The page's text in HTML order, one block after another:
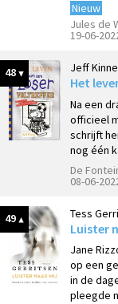
Nieuw
Jules de
19-06-
48 Jeff
Het
Na een
officieel
schrijft
nog één
De
08-06-
49 Tess
Luister
Jane
op een
in de
pleegde